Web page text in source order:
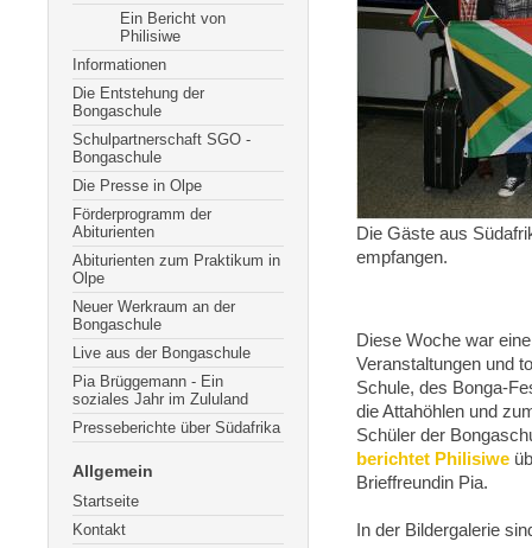
Ein Bericht von
Philisiwe
Informationen
Die Entstehung der
Bongaschule
Schulpartnerschaft SGO -
Bongaschule
Die Presse in Olpe
Förderprogramm der
Abiturienten
Abiturienten zum Praktikum in
Olpe
Neuer Werkraum an der
Bongaschule
Live aus der Bongaschule
Pia Brüggemann - Ein
soziales Jahr im Zululand
Presseberichte über Südafrika
Allgemein
Startseite
Kontakt
Die Gäste aus
empfangen.
Diese Woche war
Veranstaltungen und
Schule, des Bonga-
die Attahöhlen und
Schüler der
berichtet Philisiwe
Brieffreundin Pia.
In der Bildergalerie